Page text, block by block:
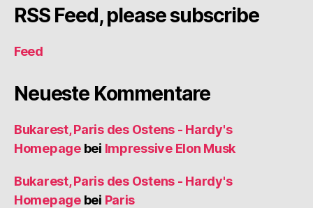
RSS Feed, please subscribe
Feed
Neueste Kommentare
Bukarest, Paris des Ostens - Hardy's
Homepagebei Impressive Elon Musk
Bukarest, Paris des Ostens - Hardy's
Homepagebei Paris